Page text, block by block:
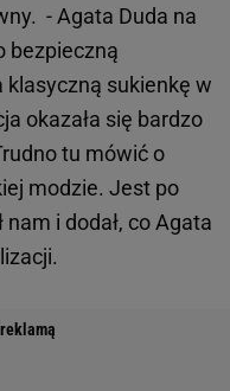
- Agata Duda na
bezpieczną
klasyczną sukienkę w
okazała się bardzo
tu mówić o
modzie. Jest po
i dodał, co Agata